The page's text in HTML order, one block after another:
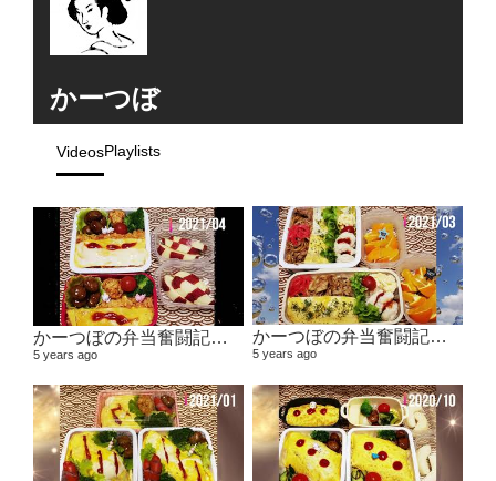
かーつぼ
VideosPlaylists
かーつぼの弁当奮闘記その6 【２０２１年４月～５月】
5 years ago
かーつぼの弁当奮闘記その5 【２０２１年２月～３月】
5 years ago